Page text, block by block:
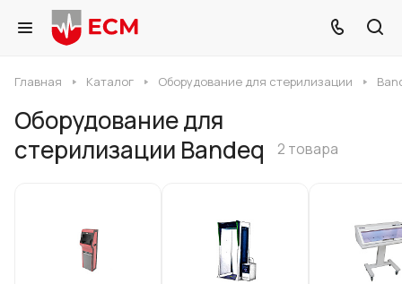
Главная Каталог Оборудование для стерилизации
Оборудование для
стерилизации Bandeq
2 товара